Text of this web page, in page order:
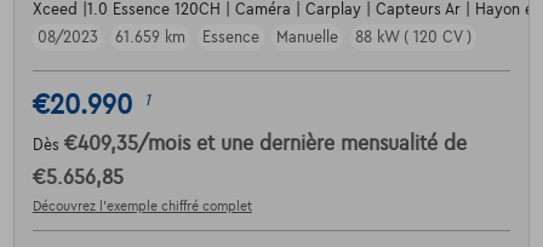
Xceed |1.0 Essence 120CH | Caméra | Carplay | Capteurs Ar | Hayon
08/2023
61.659 km Essence Manuelle 88 kW ( 120 CV )
€20.990 1
Dès €409,35/mois et une dernière mensualité de
€5.656,85
Découvrez l’exemple chiffré complet